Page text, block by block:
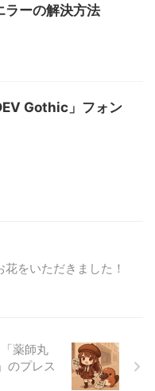
ーの解決方法
Gothic」フォン
花をいただきました！
薬師丸
のプレス